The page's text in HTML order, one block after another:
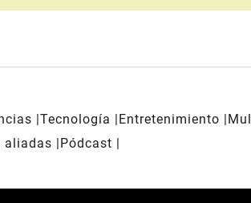
Tecnología Entretenimiento
aliadas
Pódcast